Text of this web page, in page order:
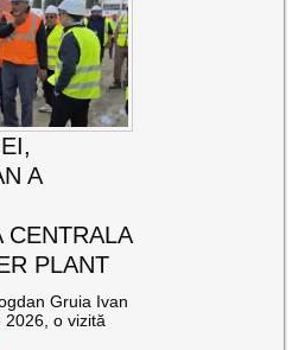
A
CENTRALA
PLANT
Gruia Ivan
o vizită